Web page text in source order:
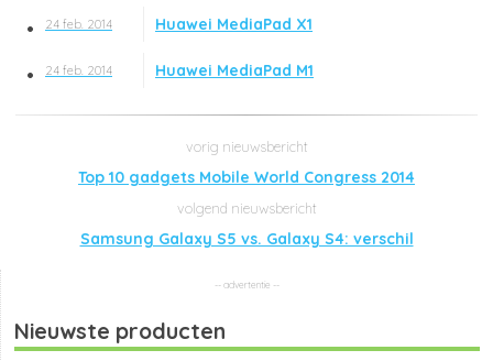
24 feb. 2014 Huawei MediaPad X1
24 feb. 2014 Huawei MediaPad M1
Top 10 gadgets Mobile World Congress 2014
Samsung Galaxy S5 vs. Galaxy S4: verschil
Nieuwste producten